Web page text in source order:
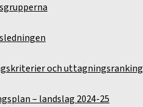
och uttagningsranking
– landslag 2024-25